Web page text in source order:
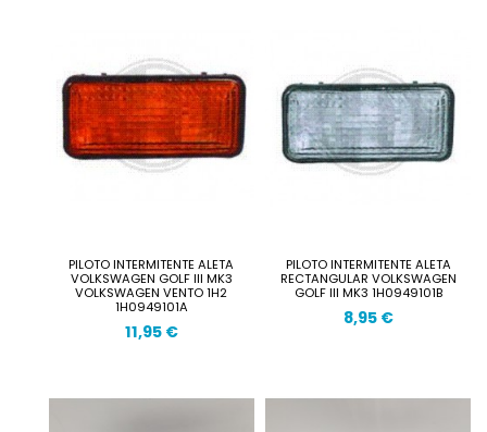
PILOTO INTERMITENTE ALETA
VOLKSWAGEN GOLF III MK3
VOLKSWAGEN VENTO 1H2
1H0949101A
11,95 €
PILOTO INTERMITENTE ALETA
RECTANGULAR VOLKSWAGEN
GOLF III MK3 1H0949101B
8,95 €